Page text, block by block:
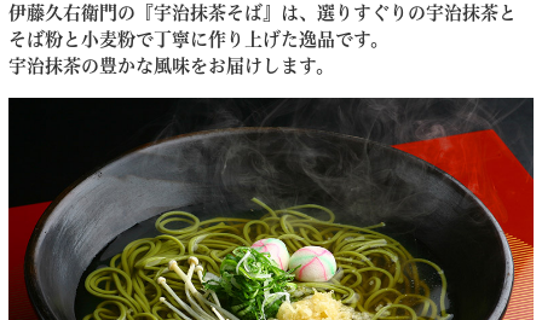
伊藤久右衛門の『宇治抹茶そば』は、選りすぐりの宇治抹茶と
そば粉と小麦粉で丁寧に作り上げた逸品です。
宇治抹茶の豊かな風味をお届けします。